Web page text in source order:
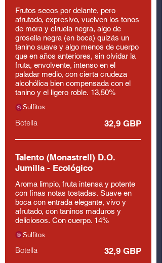
Frutos secos por delante, pero
afrutado, expresivo, vuelven los tonos
de mora y ciruela negra, algo de
grosella negra (en boca) quizás un
tanino suave y algo menos de cuerpo
que en años anteriores, sin olvidar la
fruta, envolvente, intenso en el
paladar medio, con cierta crudeza
alcohólica bien compensada con el
tanino y el ligero roble. 13,50%
Botella 32,9 GBP
Sulfitos
Talento (Monastrell) D.O.
Jumilla - Ecológico
Aroma limpio, fruta intensa y potente
con finas notas tostadas. Suave en
boca con entrada elegante, vivo y
afrutado, con taninos maduros y
deliciosos. Con cuerpo. 14%
Botella 32,9 GBP
Sulfitos